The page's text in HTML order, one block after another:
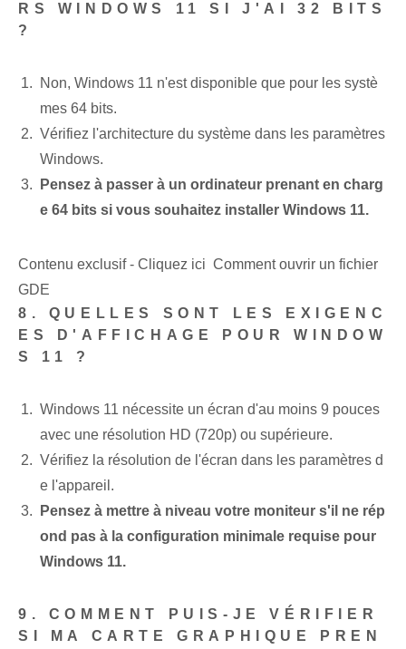
RS WINDOWS 11 SI J'AI 32 BITS
?
Non, Windows‌ 11⁤ n'est disponible que pour les systè
mes‍ 64 bits.
Vérifiez l'architecture du système dans les paramètres
Windows.
Pensez à passer à un ordinateur prenant en charg
e 64 bits si vous souhaitez installer Windows 11.
Contenu exclusif - Cliquez ici Comment ouvrir un fichier
GDE
8. QUELLES SONT LES EXIGENC
ES D'AFFICHAGE POUR WINDOW
S 11 ?
Windows 11 nécessite un écran d'au moins 9 pouces⁢
avec une résolution HD (720p) ou supérieure.
Vérifiez la résolution de l'écran dans les paramètres d
e l'appareil.
Pensez à mettre à niveau votre moniteur s'il ne rép
ond pas à la configuration minimale requise pour
Windows 11.
9. COMMENT PUIS-JE VÉRIFIER
SI MA CARTE GRAPHIQUE PREN